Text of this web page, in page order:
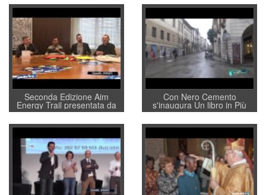
Seconda Edizione Aim
Energy Trail presentata da
Otello Dalla Rosa
Con Nero Cemento
s'inaugura Un libro in Più